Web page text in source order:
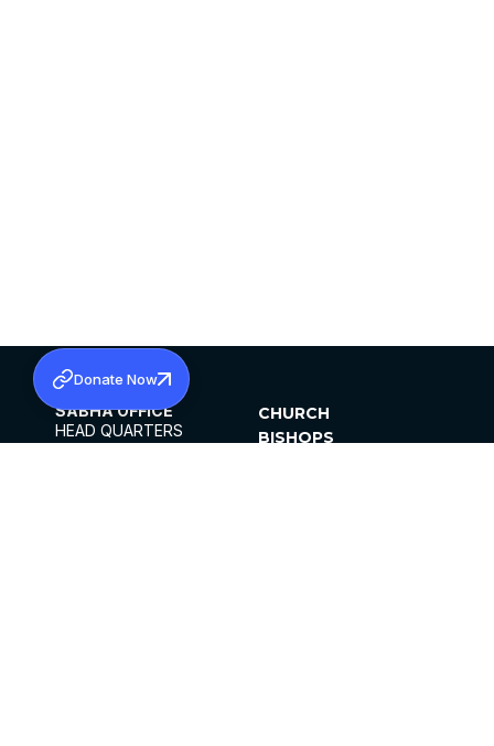
SABHA OFFICE
HEAD QUARTERS
CHURCH
BISHOPS
Donate Now